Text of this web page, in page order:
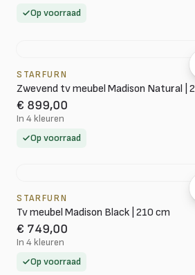
Op voorraad
STARFURN
Zwevend tv meubel Madison Natural |
€ 899,00
In 4 kleuren
Op voorraad
STARFURN
Tv meubel Madison Black | 210 cm
€ 749,00
In 4 kleuren
Op voorraad